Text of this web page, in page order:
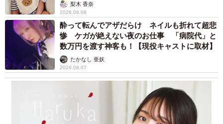
梨木 香奈
2026.08.08
酔って転んでアザだらけ ネイルも折れて超悲
惨 ケガが絶えない夜のお仕事 「病院代」と
数万円を渡す神客も！【現役キャストに取材】
たかなし 亜妖
2026.08.07